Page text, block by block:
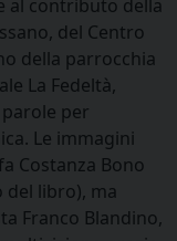
al contributo della
del Centro
della parrocchia
La Fedeltà,
per
Le immagini
Costanza Bono
del libro), ma
Franco Blandino,